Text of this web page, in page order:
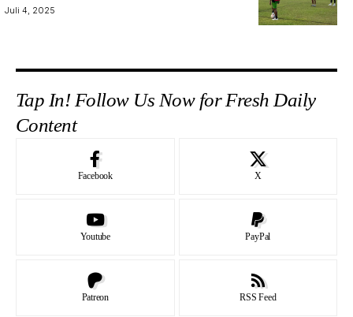
Juli 4, 2025
Tap In! Follow Us Now for Fresh Daily
Content
Facebook X
Youtube PayPal
Patreon RSS Feed